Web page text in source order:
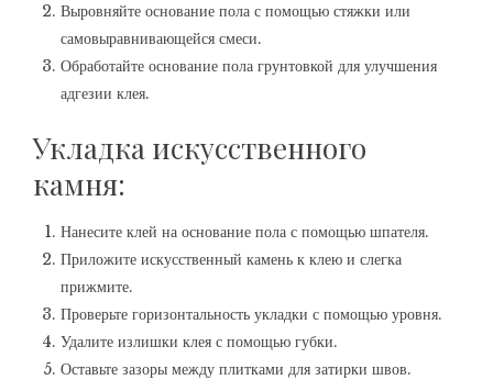
Выровняйте основание пола с помощью стяжки или
самовыравнивающейся смеси.
Обработайте основание пола грунтовкой для улучшения
адгезии клея.
Укладка искусственного
камня:
Нанесите клей на основание пола с помощью шпателя.
Приложите искусственный камень к клею и слегка
прижмите.
Проверьте горизонтальность укладки с помощью уровня.
Удалите излишки клея с помощью губки.
Оставьте зазоры между плитками для затирки швов.